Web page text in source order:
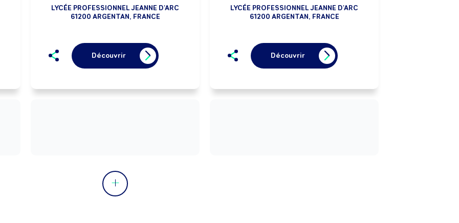
LYCÉE PROFESSIONNEL JEANNE D'ARC
61200 ARGENTAN, FRANCE
Découvrir
LYCÉE PROFESSIONNEL JEANNE D'ARC
61200 ARGENTAN, FRANCE
Découvrir